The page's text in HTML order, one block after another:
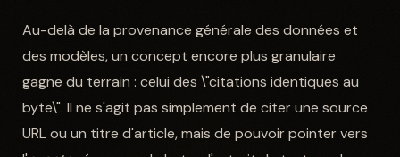
Au-delà de la provenance générale des données et
des modèles, un concept encore plus granulaire
gagne du terrain : celui des \"citations identiques au
byte\". Il ne s'agit pas simplement de citer une source
URL ou un titre d'article, mais de pouvoir pointer vers